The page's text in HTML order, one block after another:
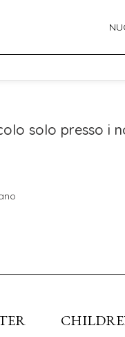
solo presso i